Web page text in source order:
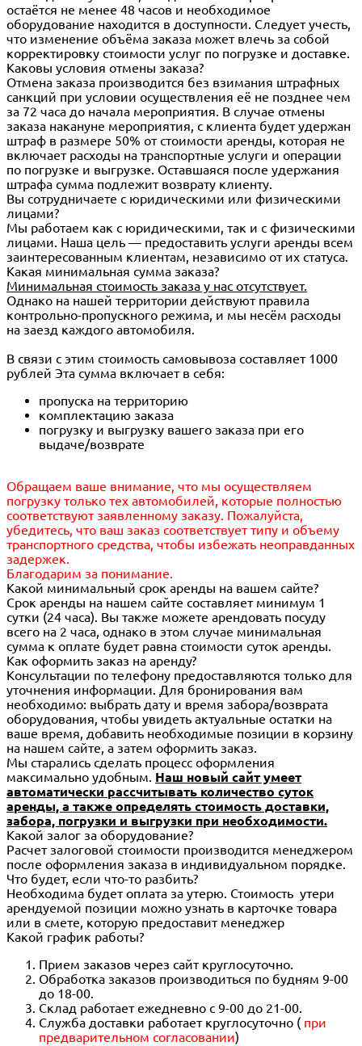
остаётся не менее 48 часов и необходимое
оборудование находится в доступности. Следует учесть,
что изменение объёма заказа может влечь за собой
корректировку стоимости услуг по погрузке и доставке.
Каковы условия отмены заказа?
Отмена заказа производится без взимания штрафных
санкций при условии осуществления её не позднее чем
за 72 часа до начала мероприятия. В случае отмены
заказа накануне мероприятия, с клиента будет удержан
штраф в размере 50% от стоимости аренды, которая не
включает расходы на транспортные услуги и операции
по погрузке и выгрузке. Оставшаяся после удержания
штрафа сумма подлежит возврату клиенту.
Вы сотрудничаете с юридическими или физическими
лицами?
Мы работаем как с юридическими, так и с физическими
лицами. Наша цель — предоставить услуги аренды всем
заинтересованным клиентам, независимо от их статуса.
Какая минимальная сумма заказа?
Минимальная стоимость заказа у нас отсутствует.
Однако на нашей территории действуют правила
контрольно-пропускного режима, и мы несём расходы
на заезд каждого автомобиля.
В связи с этим стоимость самовывоза составляет 1000
рублей Эта сумма включает в себя:
пропуска на территорию
комплектацию заказа
погрузку и выгрузку вашего заказа при его
выдаче/возврате
Обращаем ваше внимание, что мы осуществляем
погрузку только тех автомобилей, которые полностью
соответствуют заявленному заказу. Пожалуйста,
убедитесь, что ваш заказ соответствует типу и объему
транспортного средства, чтобы избежать неоправданных
задержек.
Благодарим за понимание.
Какой минимальный срок аренды на вашем сайте?
Срок аренды на нашем сайте составляет минимум 1
сутки (24 часа). Вы также можете арендовать посуду
всего на 2 часа, однако в этом случае минимальная
сумма к оплате будет равна стоимости суток аренды.
Как оформить заказ на аренду?
Консультации по телефону предоставляются только для
уточнения информации. Для бронирования вам
необходимо: выбрать дату и время забора/возврата
оборудования, чтобы увидеть актуальные остатки на
ваше время, добавить необходимые позиции в корзину
на нашем сайте, а затем оформить заказ.
Мы старались сделать процесс оформления
максимально удобным. Наш новый сайт умеет
автоматически рассчитывать количество суток
аренды, а также определять стоимость доставки,
забора, погрузки и выгрузки при необходимости.
Какой залог за оборудование?
Расчет залоговой стоимости производится менеджером
после оформления заказа в индивидуальном порядке.
Что будет, если что-то разбить?
Необходима будет оплата за утерю. Стоимость утери
арендуемой позиции можно узнать в карточке товара
или в смете, которую предоставит менеджер
Какой график работы?
Прием заказов через сайт круглосуточно.
Обработка заказов производиться по будням 9-00
до 18-00.
Склад работает ежедневно с 9-00 до 21-00.
Служба доставки работает круглосуточно ( при
предварительном согласовании)